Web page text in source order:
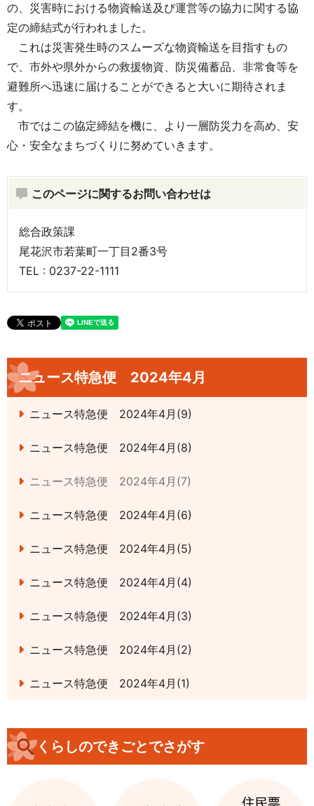
の、災害時における物資輸送及び運営等の協力に関する協
定の締結式が行われました。
これは災害発生時のスムーズな物資輸送を目指すもの
で、市外や県外からの救援物資、防災備蓄品、非常食等を
避難所へ迅速に届けることができると大いに期待されま
す。
市ではこの協定締結を機に、より一層防災力を高め、安
心・安全なまちづくりに努めていきます。
このページに関するお問い合わせは
総合政策課
尾花沢市若葉町一丁目2番3号
TEL : 0237-22-1111
ニュース特急便 2024年4月
ニュース特急便 2024年4月(9)
ニュース特急便 2024年4月(8)
ニュース特急便 2024年4月(7)
ニュース特急便 2024年4月(6)
ニュース特急便 2024年4月(5)
ニュース特急便 2024年4月(4)
ニュース特急便 2024年4月(3)
ニュース特急便 2024年4月(2)
ニュース特急便 2024年4月(1)
くらしのできごとでさがす